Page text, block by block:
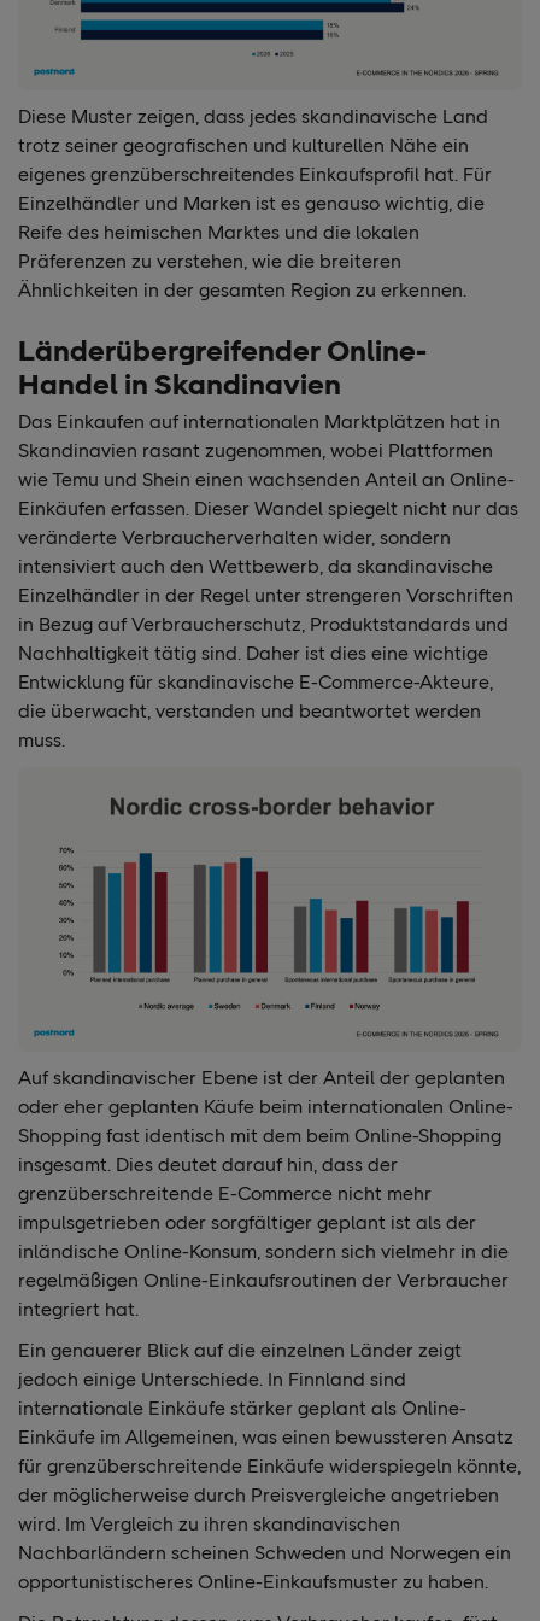
Diese Muster zeigen, dass jedes skandinavische Land
trotz seiner geografischen und kulturellen Nähe ein
eigenes grenzüberschreitendes Einkaufsprofil hat. Für
Einzelhändler und Marken ist es genauso wichtig, die
Reife des heimischen Marktes und die lokalen
Präferenzen zu verstehen, wie die breiteren
Ähnlichkeiten in der gesamten Region zu erkennen.
Länderübergreifender Online-
Handel in Skandinavien
Das Einkaufen auf internationalen Marktplätzen hat in
Skandinavien rasant zugenommen, wobei Plattformen
wie Temu und Shein einen wachsenden Anteil an Online-
Einkäufen erfassen. Dieser Wandel spiegelt nicht nur das
veränderte Verbraucherverhalten wider, sondern
intensiviert auch den Wettbewerb, da skandinavische
Einzelhändler in der Regel unter strengeren Vorschriften
in Bezug auf Verbraucherschutz, Produktstandards und
Nachhaltigkeit tätig sind. Daher ist dies eine wichtige
Entwicklung für skandinavische E-Commerce-Akteure,
die überwacht, verstanden und beantwortet werden
muss.
Auf skandinavischer Ebene ist der Anteil der geplanten
oder eher geplanten Käufe beim internationalen Online-
Shopping fast identisch mit dem beim Online-Shopping
insgesamt. Dies deutet darauf hin, dass der
grenzüberschreitende E-Commerce nicht mehr
impulsgetrieben oder sorgfältiger geplant ist als der
inländische Online-Konsum, sondern sich vielmehr in die
regelmäßigen Online-Einkaufsroutinen der Verbraucher
integriert hat.
Ein genauerer Blick auf die einzelnen Länder zeigt
jedoch einige Unterschiede. In Finnland sind
internationale Einkäufe stärker geplant als Online-
Einkäufe im Allgemeinen, was einen bewussteren Ansatz
für grenzüberschreitende Einkäufe widerspiegeln könnte,
der möglicherweise durch Preisvergleiche angetrieben
wird. Im Vergleich zu ihren skandinavischen
Nachbarländern scheinen Schweden und Norwegen ein
opportunistischeres Online-Einkaufsmuster zu haben.